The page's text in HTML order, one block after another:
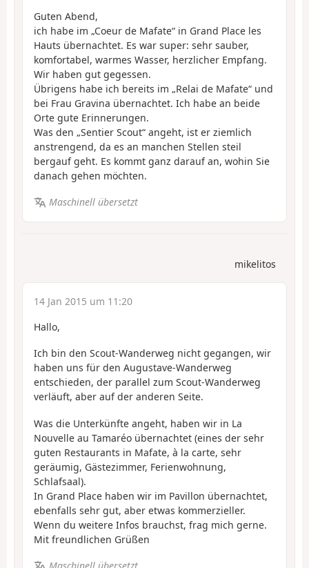
Guten Abend,
ich habe im „Coeur de Mafate“ in Grand Place les
Hauts übernachtet. Es war super: sehr sauber,
komfortabel, warmes Wasser, herzlicher Empfang.
Wir haben gut gegessen.
Übrigens habe ich bereits im „Relai de Mafate“ und
bei Frau Gravina übernachtet. Ich habe an beide
Orte gute Erinnerungen.
Was den „Sentier Scout“ angeht, ist er ziemlich
anstrengend, da es an manchen Stellen steil
bergauf geht. Es kommt ganz darauf an, wohin Sie
danach gehen möchten.
Maschinell übersetzt
mikelitos
14 Jan 2015 um 11:20
Hallo,
Ich bin den Scout-Wanderweg nicht gegangen, wir
haben uns für den Augustave-Wanderweg
entschieden, der parallel zum Scout-Wanderweg
verläuft, aber auf der anderen Seite.
Was die Unterkünfte angeht, haben wir in La
Nouvelle au Tamaréo übernachtet (eines der sehr
guten Restaurants in Mafate, à la carte, sehr
geräumig, Gästezimmer, Ferienwohnung,
Schlafsaal).
In Grand Place haben wir im Pavillon übernachtet,
ebenfalls sehr gut, aber etwas kommerzieller.
Wenn du weitere Infos brauchst, frag mich gerne.
Mit freundlichen Grüßen